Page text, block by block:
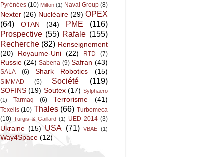
Pyrénées (10) Milton (1) Naval Group (8)
Nexter (26) Nucléaire (29) OPEX
(64)
OTAN (34) PME
(116)
Prospective (55) Rafale (155)
Recherche (82) Renseignement
(20)
Royaume-Uni (22) RTD (7)
Russie (24) Sabena (9) Safran (43)
SALA (6) Shark Robotics (15)
SIMMAD (5) Société (119)
SOFINS (19) Soutex (17) Sylphaero
(1)
Tarmaq (6) Terrorisme (41)
Texelis (10) Thales (66) Turbomeca
(10) Turgis & Gaillard (1) UED 2014 (3)
Ukraine (15) USA (71) VBAE (1)
Way4Space (12)